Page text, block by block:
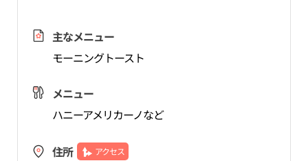
主なメニュー
モーニングトースト
メニュー
ハニーアメリカーノなど
住所 アクセス